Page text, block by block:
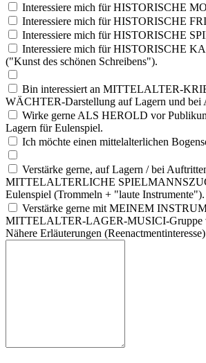
Interessiere mich für HISTORISCHE
Interessiere mich für HISTORISCHE
Interessiere mich für HISTORISCHE
Interessiere mich für HISTORISCHE
("Kunst des schönen Schreibens").
Bin interessiert an MITTELALTER-
WÄCHTER-Darstellung auf Lagern und bei
Wirke gerne ALS HEROLD vor
Lagern für Eulenspiel.
Ich möchte einen mittelalterlichen
Verstärke gerne, auf Lagern / bei
MITTELALTERLICHE
Eulenspiel (Trommeln + "laute Instrumente").
Verstärke gerne mit MEINEM
MITTELALTER-LAGER-MUSICI-Gruppe
Nähere Erläuterungen (Reenactmentinteresse)